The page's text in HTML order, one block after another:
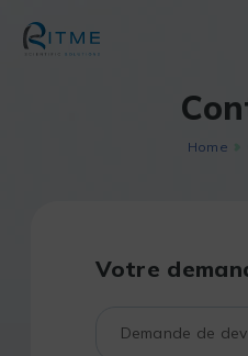
content
Home
Votre